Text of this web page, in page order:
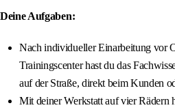
Deine Aufgaben:
Nach individueller Einarbeitung vor
Trainingscenter hast du das
auf der Straße, direkt beim Kunden
Mit deiner Werkstatt auf vier Rädern